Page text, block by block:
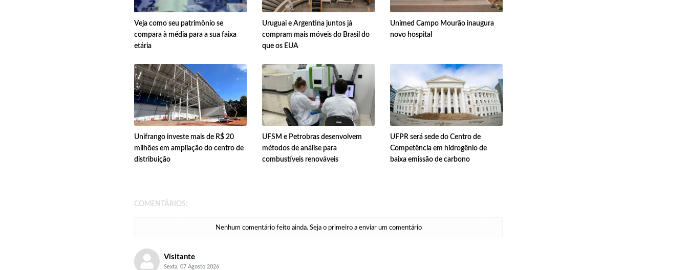
Veja como seu patrimônio se
compara à média para a sua faixa
etária
Uruguai e Argentina juntos já
compram mais móveis do Brasil do
que os EUA
Unimed Campo Mourão inaugura
novo hospital
Unifrango investe mais de R$ 20
milhões em ampliação do centro de
distribuição
UFSM e Petrobras desenvolvem
métodos de análise para
combustíveis renováveis
UFPR será sede do Centro de
Competência em hidrogênio de
baixa emissão de carbono
COMENTÁRIOS:
Nenhum comentário feito ainda. Seja o primeiro a enviar um comentário
Visitante
Sexta, 07 Agosto 2026